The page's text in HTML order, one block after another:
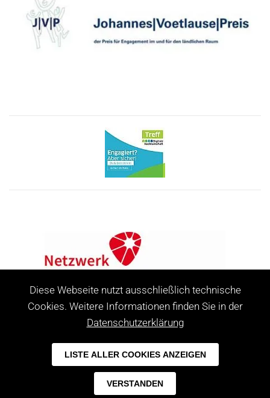
Leer
Diese Webseite nutzt ausschließlich technische
Cookies. Weitere Informationen finden Sie in der
Datenschutzerklärung
LISTE ALLER COOKIES ANZEIGEN
VERSTANDEN